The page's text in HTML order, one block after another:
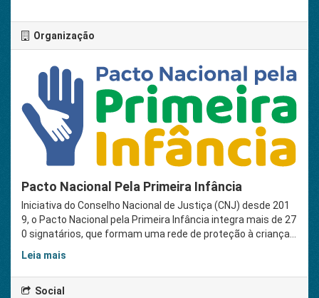
Organização
Pacto Nacional Pela Primeira Infância
Iniciativa do Conselho Nacional de Justiça (CNJ) desde 201
9, o Pacto Nacional pela Primeira Infância integra mais de 27
0 signatários, que formam uma rede de proteção à criança...
Leia mais
Social